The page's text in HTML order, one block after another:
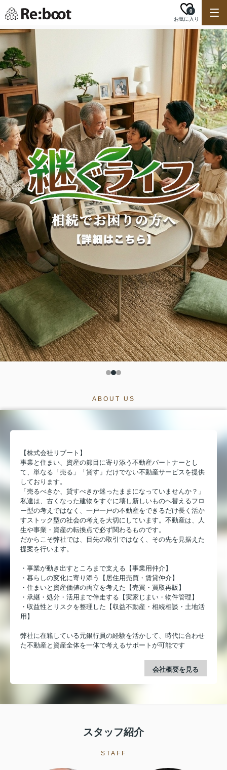
お気に入り
0
ABOUT US
【株式会社リブート】
事業と住まい、資産の節目に寄り添う不動産パートナーとし
て、単なる「売る」「貸す」だけでない不動産サービスを提供
しております。
「売るべきか、貸すべきか迷ったままになっていませんか？」
私達は、古くなった建物をすぐに壊し新しいものへ替えるフロ
ー型の考えではなく、一戸一戸の不動産をできるだけ長く活か
すストック型の社会の考えを大切にしています。不動産は、人
生や事業・資産の転換点で必ず関わるものです。
だからこそ弊社では、目先の取引ではなく、その先を見据えた
提案を行います。
・事業が動き出すところまで支える【事業用仲介】
・暮らしの変化に寄り添う【居住用売買・賃貸仲介】
・住まいと資産価値の両立を考えた【売買・買取再販】
・承継・処分・活用まで伴走する【実家じまい・物件管理】
・収益性とリスクを整理した【収益不動産・相続相談・土地活
用】
弊社に在籍している元銀行員の経験を活かして、時代に合わせ
た不動産と資産全体を一体で考えるサポートが可能です
会社概要を見る
スタッフ紹介
STAFF